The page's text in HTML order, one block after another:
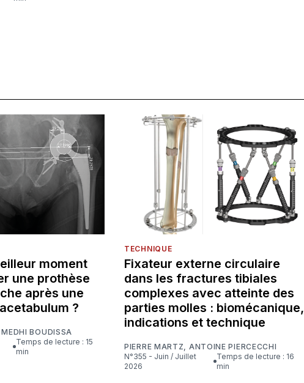
moment
une prothèse
après une
?
,MEDHI BOUDISSA
Temps de lecture : 15
min
TECHNIQUE
Fixateur externe circulaire
dans les fractures tibiales
complexes avec atteinte des
parties molles : biomécanique,
indications et technique
PIERRE MARTZ
ANTOINE PIERCECCHI
N°355 - Juin / Juillet
2026
Temps de lecture : 16
min